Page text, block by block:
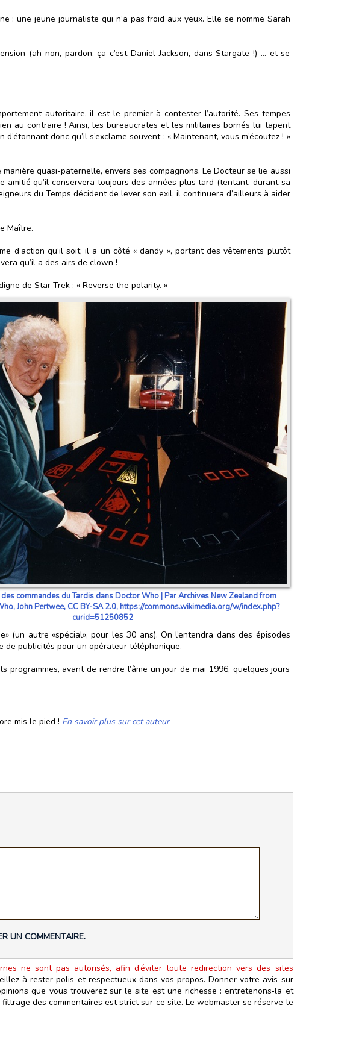
: une jeune journaliste qui n’a pas froid aux yeux. Elle se nomme Sarah
(ah non, pardon, ça c’est Daniel Jackson, dans Stargate !) … et se
autoritaire, il est le premier à contester l’autorité. Ses tempes
au contraire ! Ainsi, les bureaucrates et les militaires bornés lui tapent
donc qu’il s’exclame souvent : « Maintenant, vous m’écoutez ! »
quasi-paternelle, envers ses compagnons. Le Docteur se lie aussi
qu’il conservera toujours des années plus tard (tentant, durant sa
du Temps décident de lever son exil, il continuera d’ailleurs à aider
Maître.
d’action qu’il soit, il a un côté « dandy », portant des vêtements plutôt
qu’il a des airs de clown !
de Star Trek : « Reverse the polarity. »
commandes du Tardis dans Doctor Who | Par Archives New Zealand from
John Pertwee, CC BY-SA 2.0, https://commons.wikimedia.org/w/index.php?
curid=51250852
(un autre «spécial», pour les 30 ans). On l’entendra dans des épisodes
de publicités pour un opérateur téléphonique.
avant de rendre l’âme un jour de mai 1996, quelques jours
mis le pied ! En savoir plus sur cet auteur
UN COMMENTAIRE.
ne sont pas autorisés, afin d’éviter toute redirection vers des sites
à rester polis et respectueux dans vos propos. Donner votre avis sur
que vous trouverez sur le site est une richesse : entretenons‑la et
des commentaires est strict sur ce site. Le webmaster se réserve le